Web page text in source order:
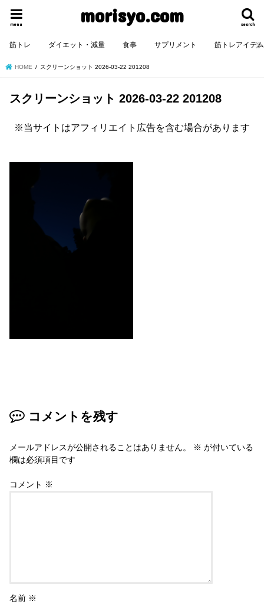
morisyo.com search
menu
筋トレ ダイエット・減量 食事 サプリメント 筋トレアイテム
HOME スクリーンショット 2026-03-22 201208
スクリーンショット 2026-03-22 201208
※当サイトはアフィリエイト広告を含む場合があります
コメントを残す
メールアドレスが公開されることはありません。 ※ が付いている
欄は必須項目です
コメント ※
名前 ※